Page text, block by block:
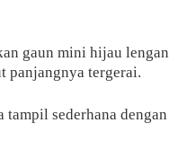
gaun mini hijau
panjangnya tergerai.
tampil sederhana